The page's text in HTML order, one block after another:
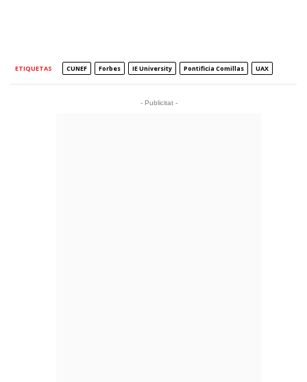
ETIQUETAS CUNEF Forbes IE University Pontificia Comillas UAX
- Publicitat -